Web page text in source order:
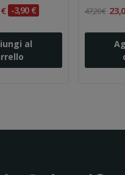
-3,90 €
al
47,20 €